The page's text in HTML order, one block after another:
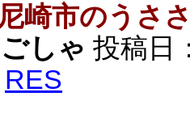
崎市のうさ
しゃ 投稿日
RES